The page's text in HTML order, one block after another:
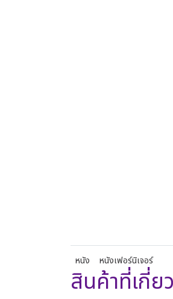
หนัง หนังเฟอร์นิเจอร์
สินค้าที่เกี่ย